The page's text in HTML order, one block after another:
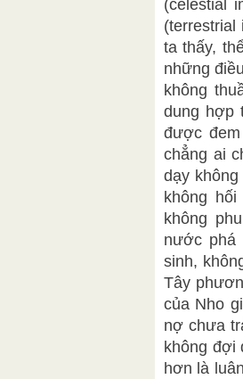
(celestial
ta thấy,
những
không
dung hợp
được
chẳng ai
dạy
không
không
nước phá
sinh,
Tây
của Nho
nợ chưa
không đợi
hơn là